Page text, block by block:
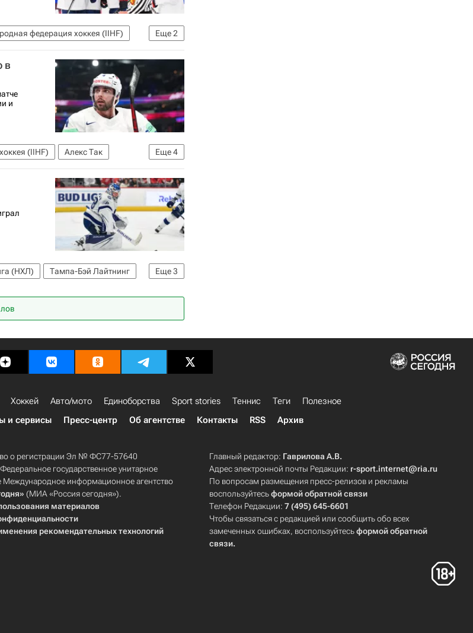
Еще2
федерация хоккея (IIHF)
в
и
Еще4
(IIHF)
Алекс Так
мира по хоккею
Еще3
(НХЛ)
Тампа-Бэй Лайтнинг
Хоккей Авто/мото Единоборства Sport stories Теннис Теги
Полезное
и сервисы Пресс-центр Об агентстве Контакты RSS Архив
о регистрации Эл № ФС77-57640
государственное унитарное
Международное информационное агентство
(МИА «Россия сегодня»).
материалов
рекомендательных технологий
Главный редактор: Гаврилова А.В.
Адрес электронной почты Редакции: r-sport.internet@ria.ru
По вопросам размещения пресс-релизов и рекламы
воспользуйтесьформой обратной связи
Телефон Редакции:7 (495) 645-6601
Чтобы связаться с редакцией или сообщить обо всех
замеченных ошибках, воспользуйтесьформой обратной
связи.